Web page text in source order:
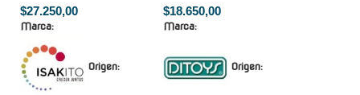
$27.250,00
Marca:
Origen:
$18.650,00
Marca:
Origen: